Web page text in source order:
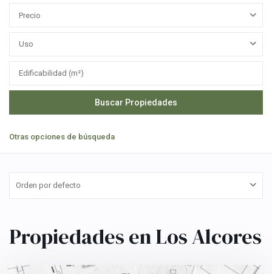
Precio
Uso
Otras opciones de búsqueda
Orden por defecto
Propiedades en Los Alcores
Los
Sevilla